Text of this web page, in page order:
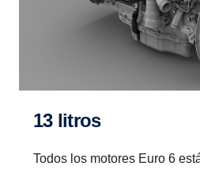
13 litros
Todos los motores Euro 6